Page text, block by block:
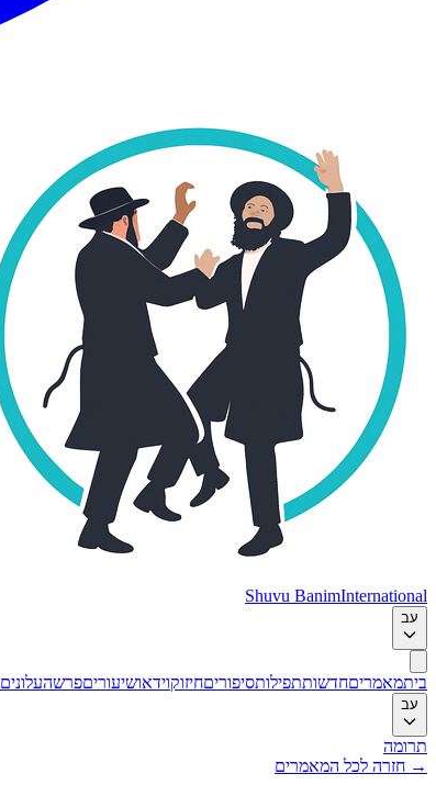
Shuvu BanimInternational
עב
ביתמאמריםחדשותתפילותסיפוריםחיזוקוידאושיעוריםפרשהעלונים
עב
תרומה
→ חזרה לכל המאמרים